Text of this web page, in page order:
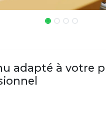
adapté à votre